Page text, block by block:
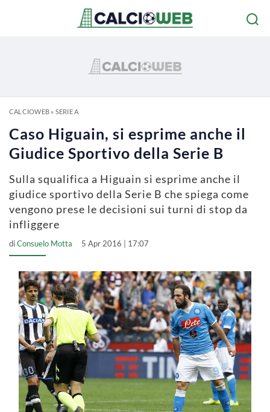
CALCIOWEB» SERIE A
Caso Higuain, si esprime anche il
Giudice Sportivo della Serie B
Sulla squalifica a Higuain si esprime anche il
giudice sportivo della Serie B che spiega come
vengono prese le decisioni sui turni di stop da
infliggere
diConsuelo Motta 5 Apr 2016 | 17:07